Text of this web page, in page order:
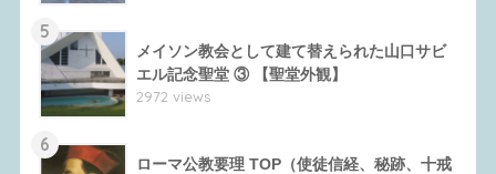
5
メイソン教会として建て替えられた山口サビ
エル記念聖堂 ③ 【聖堂外観】
2972 views
6
ローマ公教要理 TOP（使徒信経、秘跡、十戒